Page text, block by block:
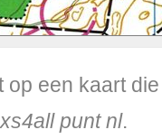
op een kaart
punt nl.